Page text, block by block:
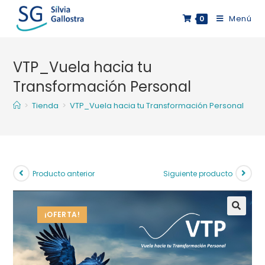
Saltar
0 Menú
VTP_Vuela hacia tu
Transformación Personal
> Tienda > VTP_Vuela hacia tu Transformación Personal
¡OFERTA!
Producto anterior Siguiente producto